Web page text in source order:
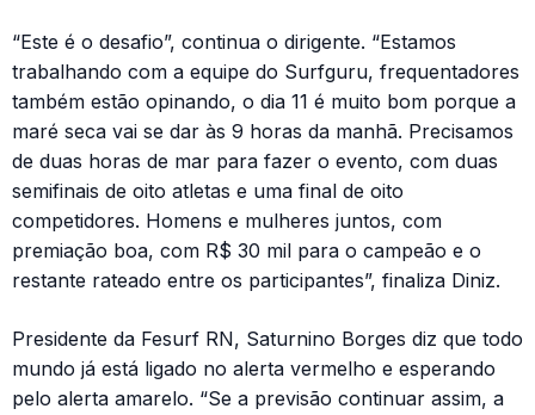
“Este é o desafio”, continua o dirigente. “Estamos
trabalhando com a equipe do Surfguru, frequentadores
também estão opinando, o dia 11 é muito bom porque a
maré seca vai se dar às 9 horas da manhã. Precisamos
de duas horas de mar para fazer o evento, com duas
semifinais de oito atletas e uma final de oito
competidores. Homens e mulheres juntos, com
premiação boa, com R$ 30 mil para o campeão e o
restante rateado entre os participantes”, finaliza Diniz.
Presidente da Fesurf RN, Saturnino Borges diz que todo
mundo já está ligado no alerta vermelho e esperando
pelo alerta amarelo. “Se a previsão continuar assim, a